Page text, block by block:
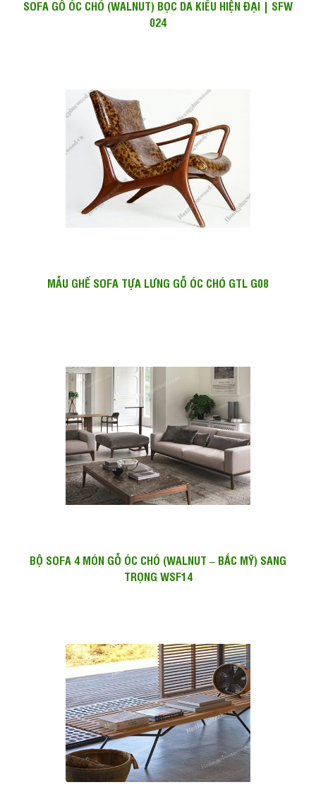
SOFA GỖ ÓC CHÓ (WALNUT) BỌC DA KIỂU HIỆN ĐẠI | SFW
024
MẪU GHẾ SOFA TỰA LƯNG GỖ ÓC CHÓ GTL G08
BỘ SOFA 4 MÓN GỖ ÓC CHÓ (WALNUT – BẮC MỸ) SANG
TRỌNG WSF14